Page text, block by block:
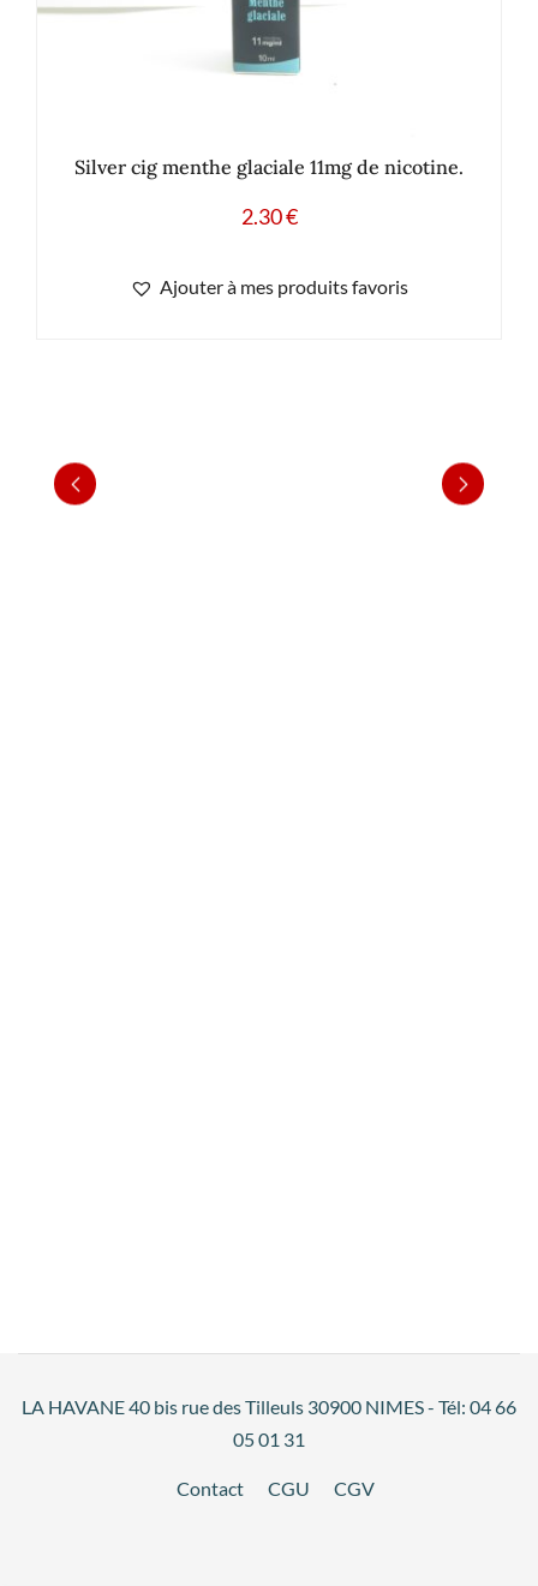
Silver cig menthe glaciale 11mg de nicotine.
2.30€
Ajouter à mes produits favoris
LA HAVANE 40 bis rue des Tilleuls 30900 NIMES - Tél: 04 66
05 01 31
Contact CGU CGV